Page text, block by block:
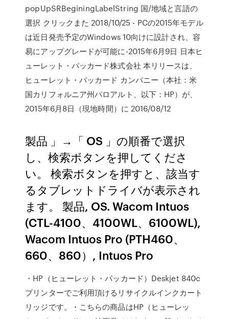
popUpSRBeginingLabelString 国/地域と言語の
選択 クリックまた 2018/10/25 - PCの2015年モデル
は近日発売予定のWindows 10向けに設計され、容
易にアップグレードが可能に-2015年6月9日 日本ヒ
ューレット・パッカード株式会社 本リリースは、
ヒューレット・パッカード カンパニー（本社：米
国カリフォルニア州パロアルト、以下：HP）が、
2015年6月8日（現地時間）に 2016/08/12
製品 」→「 OS 」の順番で選択
し、検索ボタンを押してくださ
い。 検索ボタンを押すと、該当す
るタブレットドライバが表示され
ます。 製品, OS. Wacom Intuos
(CTL-4100、4100WL、6100WL),
Wacom Intuos Pro (PTH460、
660、860）, Intuos Pro
・HP（ヒューレット・パッカード）Deskjet 840c
プリンターでご利用頂けるリサイクルインクカート
リッジです。・こちらの商品はHP（ヒューレッ